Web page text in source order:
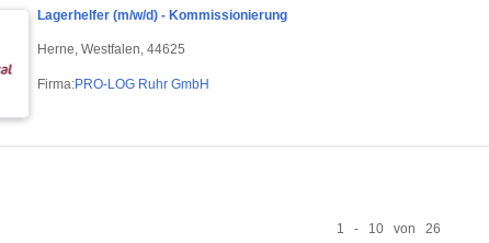
Lagerhelfer (m/w/d) - Kommissionierung
Herne, Westfalen, 44625
Firma:PRO-LOG Ruhr GmbH
1 - 10 von 26